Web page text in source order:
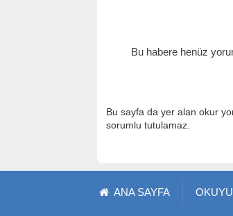
Bu habere henüz
Bu sayfa da yer alan okur
sorumlu tutulamaz.
ANA SAYFA